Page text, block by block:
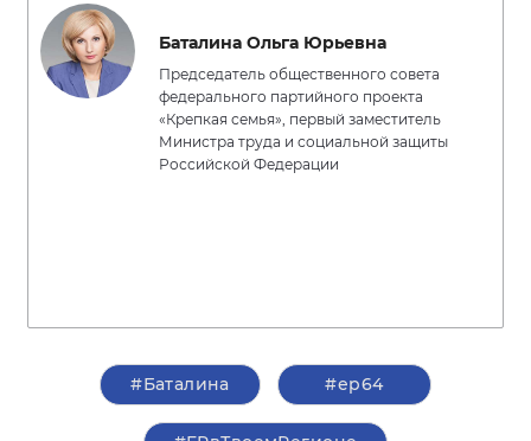
Баталина Ольга Юрьевна
Председатель общественного совета
федерального партийного проекта
«Крепкая семья», первый заместитель
Министра труда и социальной защиты
Российской Федерации
#Баталина #ер64